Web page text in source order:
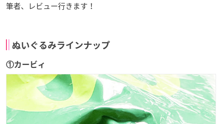
筆者、レビュー行きます！
ぬいぐるみラインナップ
①カービィ